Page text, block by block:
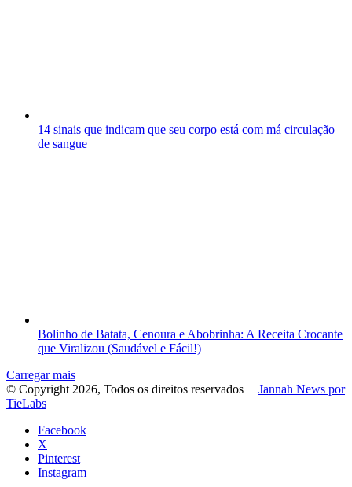
14 sinais que indicam que seu corpo está com má circulação
de sangue
Bolinho de Batata, Cenoura e Abobrinha: A Receita Crocante
que Viralizou (Saudável e Fácil!)
Carregar mais
© Copyright 2026, Todos os direitos reservados | Jannah News por
TieLabs
Facebook
X
Pinterest
Instagram